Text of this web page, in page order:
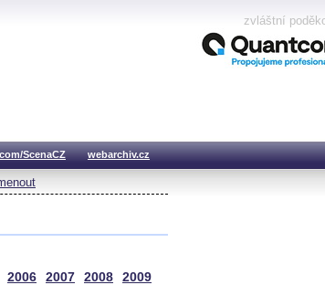
zvláštní
ScenaCZ webarchiv.cz
2006 2007 2008
2009